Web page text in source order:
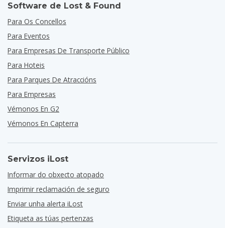
Software de Lost & Found
Para Os Concellos
Para Eventos
Para Empresas De Transporte Público
Para Hoteis
Para Parques De Atraccións
Para Empresas
Vémonos En G2
Vémonos En Capterra
Servizos iLost
Informar do obxecto atopado
Imprimir reclamación de seguro
Enviar unha alerta iLost
Etiqueta as túas pertenzas